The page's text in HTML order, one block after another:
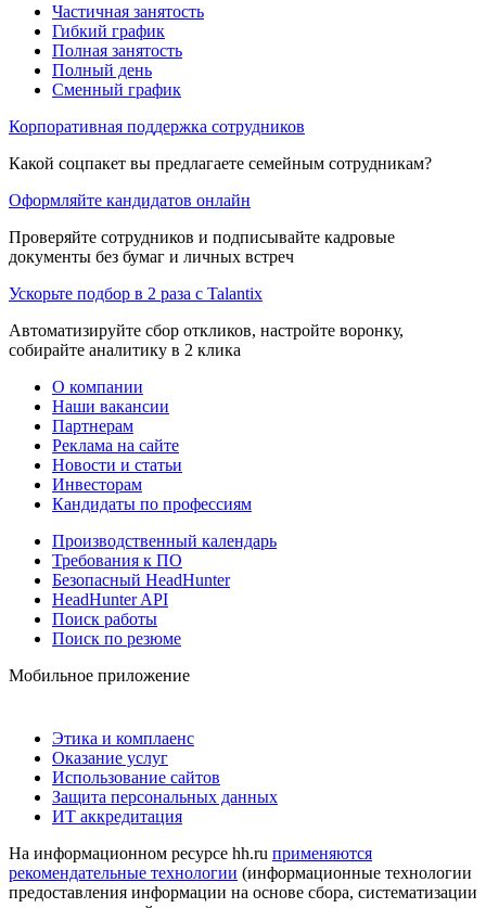
Частичная занятость
Гибкий график
Полная занятость
Полный день
Сменный график
Корпоративная поддержка сотрудников
Какой соцпакет вы предлагаете семейным сотрудникам?
Оформляйте кандидатов онлайн
Проверяйте сотрудников и подписывайте кадровые
документы без бумаг и личных встреч
Ускорьте подбор в 2 раза с Talantix
Автоматизируйте сбор откликов, настройте воронку,
собирайте аналитику в 2 клика
О компании
Наши вакансии
Партнерам
Реклама на сайте
Новости и статьи
Инвесторам
Кандидаты по профессиям
Производственный календарь
Требования к ПО
Безопасный HeadHunter
HeadHunter API
Поиск работы
Поиск по резюме
Мобильное приложение
Этика и комплаенс
Оказание услуг
Использование сайтов
Защита персональных данных
ИТ аккредитация
На информационном ресурсе hh.ru применяются
рекомендательные технологии (информационные технологии
предоставления информации на основе сбора, систематизации